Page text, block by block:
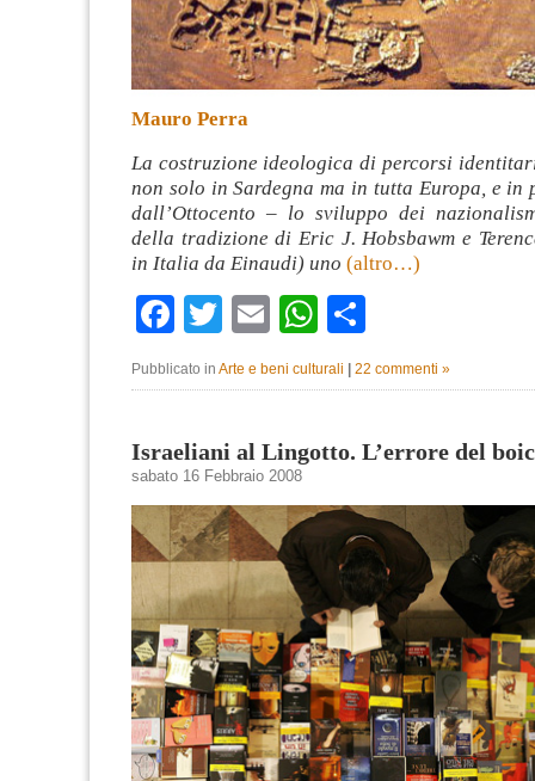
Mauro Perra
La costruzione ideologica di percorsi
non solo in Sardegna ma in tutta Europa, e in
dall’Ottocento – lo sviluppo dei
della tradizione di Eric J. Hobsbawm e
in Italia da Einaudi) uno (altro…)
Facebook
Twitter
EmailWhatsApp
Pubblicato in Arte e beni culturali | 22 commenti »
Israeliani al Lingotto. L’errore del
sabato 16 Febbraio 2008